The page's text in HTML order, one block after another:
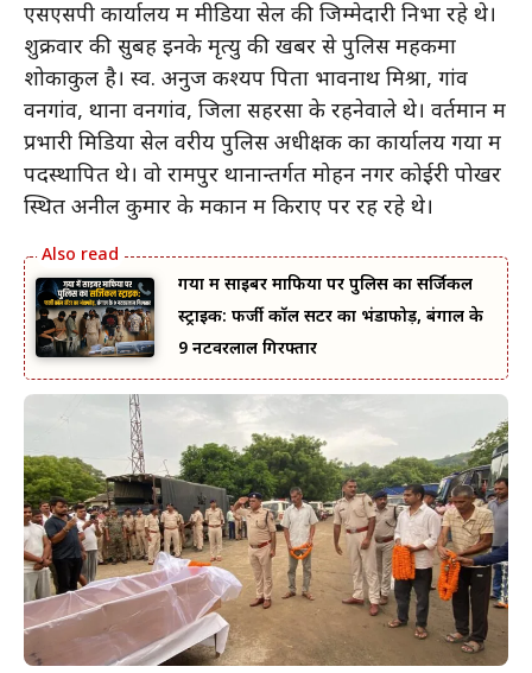
एसएसपी कार्यालय में मीडिया सेल की जिम्मेदारी निभा रहे थे।
शुक्रवार की सुबह इनके मृत्यु की खबर से पुलिस महकमा
शोकाकुल है। स्व. अनुज कश्यप पिता भावनाथ मिश्रा, गांव
वनगांव, थाना वनगांव, जिला सहरसा के रहनेवाले थे। वर्तमान में
प्रभारी मिडिया सेल वरीय पुलिस अधीक्षक का कार्यालय गया में
पदस्थापित थे। वो रामपुर थानान्तर्गत मोहन नगर कोईरी पोखर
स्थित अनील कुमार के मकान में किराए पर रह रहे थे।
गया में साइबर माफिया पर पुलिस का सर्जिकल
स्ट्राइक: फर्जी कॉल सेंटर का भंडाफोड़, बंगाल के
9 नटवरलाल गिरफ्तार